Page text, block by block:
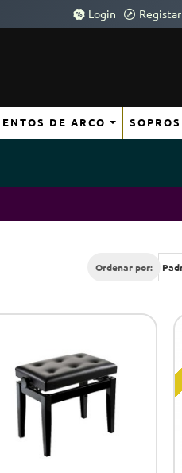
Login Registar
DE ARCO SOPROS
Ordenar por: